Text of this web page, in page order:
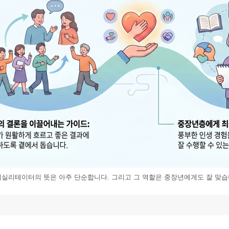
리테이터의 뜻은 아주 단순합니다. 그리고 그 역할은 중장년에게도 잘 맞